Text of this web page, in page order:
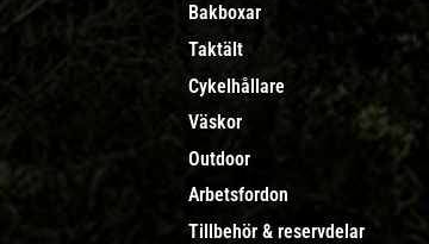
Bakboxar
Taktält
Cykelhållare
Väskor
Outdoor
Arbetsfordon
Tillbehör & reservdelar